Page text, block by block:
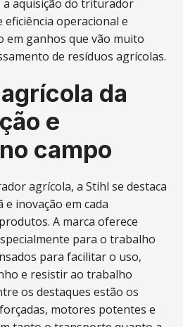
a aquisição do triturador
operacional e
em ganhos que vão muito
de resíduos agrícolas.
da
e
campo
agrícola, a Stihl se destaca
inovação em cada
A marca oferece
para o trabalho
para facilitar o uso,
e resistir ao trabalho
os destaques estão os
motores potentes e